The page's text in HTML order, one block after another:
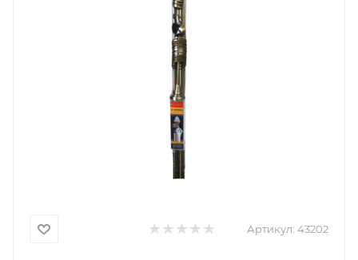
Артикул: 43202